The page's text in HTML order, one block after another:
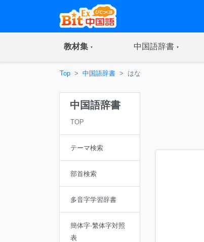
教材集(current) 中国語辞書(current)
Top 中国語辞書 はな
中国語辞書
TOP
テーマ検索
部首検索
多音字学習辞書
簡体字·繁体字対照
表